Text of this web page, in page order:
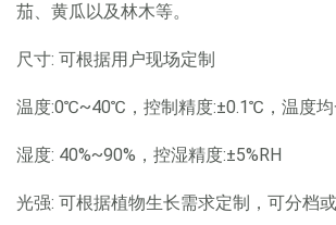
茄、黄瓜以及林木等。
尺寸: 可根据用户现场定制
温度:0℃~40℃，控制精度:±0.1℃，温度
湿度: 40%~90%，控湿精度:±5%RH
光强: 可根据植物生长需求定制，可分档